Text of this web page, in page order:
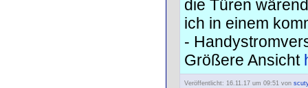
die Türen
ich in einem
-
Größere Ansicht
Veröffentlicht: 16.11.17 um 09:51 von